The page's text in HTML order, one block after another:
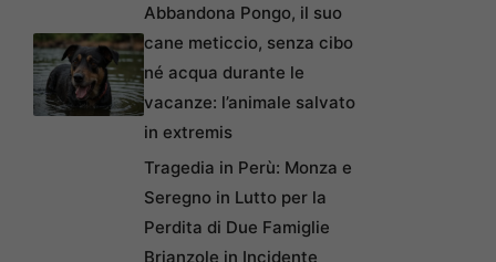
Abbandona Pongo, il suo
cane meticcio, senza cibo
né acqua durante le
vacanze: l’animale salvato
in extremis
Tragedia in Perù: Monza e
Seregno in Lutto per la
Perdita di Due Famiglie
Brianzole in Incidente